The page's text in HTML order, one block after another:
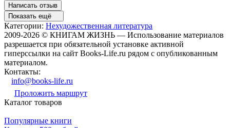
Написать отзыв
Показать ещё
Категории: Нехудожественная литература
2009-2026 © КНИГАМ ЖИЗНЬ — Использование материалов
разрешается при обязательной установке активной
гиперссылки на сайт Books-Life.ru рядом с опубликованным
материалом.
Контакты:
info@books-life.ru
Проложить маршрут
Каталог товаров
Популярные книги